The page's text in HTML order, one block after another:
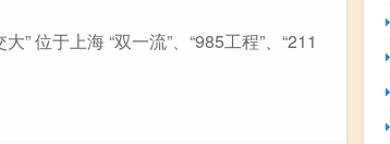
位于上海 “双一流”、“985工程”、“211